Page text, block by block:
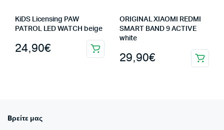
KiDS Licensing PAW
PATROL LED WATCH beige
24,90€
ORIGINAL XIAOMI REDMI
SMART BAND 9 ACTIVE
white
29,90€
Bρείτε μας